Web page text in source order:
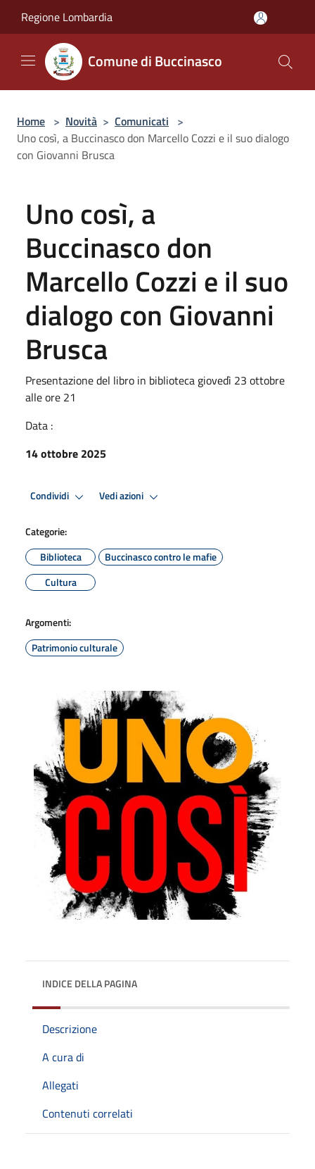
Regione Lombardia
Comune di Buccinasco
Home > Novità > Comunicati >
Uno così, a Buccinasco don Marcello Cozzi e il suo dialogo
con Giovanni Brusca
Uno così, a
Buccinasco don
Marcello Cozzi e il suo
dialogo con Giovanni
Brusca
Presentazione del libro in biblioteca giovedì 23 ottobre
alle ore 21
Data :
14 ottobre 2025
Condividi Vedi azioni
Categorie:
Biblioteca
Buccinasco contro le mafie
Cultura
Argomenti:
Patrimonio culturale
INDICE DELLA PAGINA
Descrizione
A cura di
Allegati
Contenuti correlati